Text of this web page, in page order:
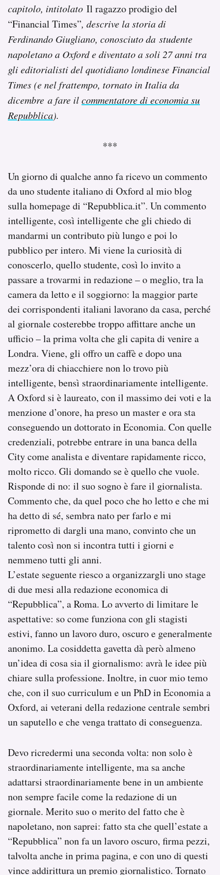
Regala il Post
Hai bisogno di aiuto?
Esci
capitolo, intitolato Il ragazzo prodigio del
“Financial Times”, descrive la storia di
Ferdinando Giugliano, conosciuto da studente
napoletano a Oxford e diventato a soli 27 anni tra
gli editorialisti del quotidiano londinese Financial
Times (e nel frattempo, tornato in Italia da
dicembre a fare ilcommentatore di economia su
Repubblica).
***
Un giorno di qualche anno fa ricevo un commento
da uno studente italiano di Oxford al mio blog
sulla homepage di “Repubblica.it”. Un commento
intelligente, così intelligente che gli chiedo di
mandarmi un contributo più lungo e poi lo
pubblico per intero. Mi viene la curiosità di
conoscerlo, quello studente, così lo invito a
passare a trovarmi in redazione – o meglio, tra la
camera da letto e il soggiorno: la maggior parte
dei corrispondenti italiani lavorano da casa, perché
al giornale costerebbe troppo affittare anche un
ufficio – la prima volta che gli capita di venire a
Londra. Viene, gli offro un caffè e dopo una
mezz’ora di chiacchiere non lo trovo più
intelligente, bensì straordinariamente intelligente.
A Oxford si è laureato, con il massimo dei voti e la
menzione d’onore, ha preso un master e ora sta
conseguendo un dottorato in Economia. Con quelle
credenziali, potrebbe entrare in una banca della
City come analista e diventare rapidamente ricco,
molto ricco. Gli domando se è quello che vuole.
Risponde di no: il suo sogno è fare il giornalista.
Commento che, da quel poco che ho letto e che mi
ha detto di sé, sembra nato per farlo e mi
riprometto di dargli una mano, convinto che un
talento così non si incontra tutti i giorni e
nemmeno tutti gli anni.
L’estate seguente riesco a organizzargli uno stage
di due mesi alla redazione economica di
“Repubblica”, a Roma. Lo avverto di limitare le
aspettative: so come funziona con gli stagisti
estivi, fanno un lavoro duro, oscuro e generalmente
anonimo. La cosiddetta gavetta dà però almeno
un’idea di cosa sia il giornalismo: avrà le idee più
chiare sulla professione. Inoltre, in cuor mio temo
che, con il suo curriculum e un PhD in Economia a
Oxford, ai veterani della redazione centrale sembri
un saputello e che venga trattato di conseguenza.
Devo ricredermi una seconda volta: non solo è
straordinariamente intelligente, ma sa anche
adattarsi straordinariamente bene in un ambiente
non sempre facile come la redazione di un
giornale. Merito suo o merito del fatto che è
napoletano, non saprei: fatto sta che quell’estate a
“Repubblica” non fa un lavoro oscuro, firma pezzi,
talvolta anche in prima pagina, e con uno di questi
vince addirittura un premio giornalistico. Tornato